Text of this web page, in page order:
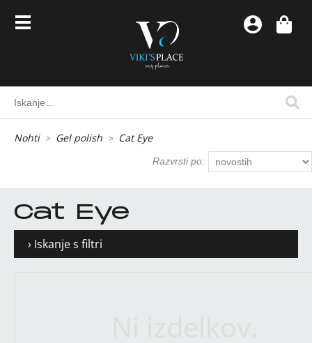
Nohti Gel polish Cat Eye
Razvrsti po:
Cat Eye
› Iskanje s filtri